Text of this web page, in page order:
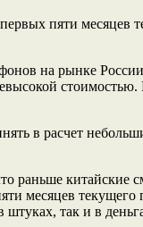
пяти месяцев
на рынке
в расчет
китайские
месяцев
штуках, так и в